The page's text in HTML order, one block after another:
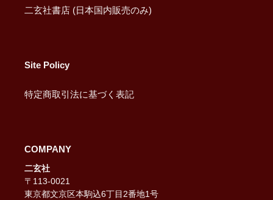
二玄社書店 (日本国内販売のみ)
Site Policy
特定商取引法に基づく表記
COMPANY
二玄社
〒113-0021
東京都文京区本駒込6丁目2番地1号